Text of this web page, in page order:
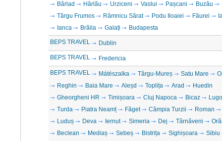
Bârlad
Hârlău Urziceni Vaslui Pașcani Buzău
Târgu Frumos
Râmnicu Sărat Podu Iloaiei Făurei
Ianca
Brăila Galați Budapesta
BEPS TRAVEL Dublin
BEPS TRAVEL Fredericia
BEPS TRAVEL Mátészalka Târgu-Mureș Satu Mare
Reghin
Baia Mare Aleșd Toplița Arad
Huedin
Gheorgheni HR
Timișoara Cluj Napoca Bicaz
Turda
Piatra Neamț Făget Câmpia Turzii
Roman
Luduș
Deva Iernut Simeria Dej Târnăveni
Beclean
Mediaș Sebeș Bistrița Sighișoara
Sibiu